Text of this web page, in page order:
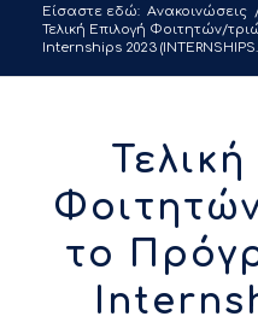
Είσαστε εδώ: Ανακοινώσεις
Τελική Επιλογή Φοιτητών/
Internships 2023
το